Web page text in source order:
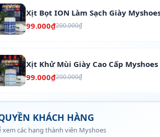
Xịt Bọt ION Làm Sạch Giày
99.000₫200.000₫
Xịt Khử Mùi Giày Cao Cấp
99.000₫200.000₫
KHÁCH HÀNG
xem các hạng thành viên Myshoes